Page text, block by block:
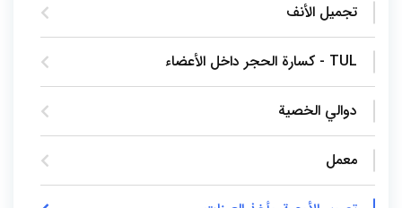
تجميل الأنف
TUL - كسارة الحجر داخل الأعضاء
دوالي الخصية
معمل